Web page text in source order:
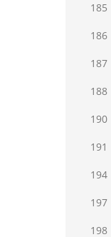
185
186
187
188
190
191
194
197
198